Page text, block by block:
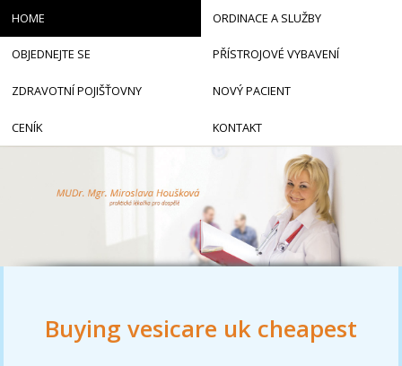
Buying vesicare uk cheapest
HOME ORDINACE A SLUŽBY
OBJEDNEJTE SE PŘÍSTROJOVÉ VYBAVENÍ
ZDRAVOTNÍ POJIŠŤOVNY NOVÝ PACIENT
CENÍK KONTAKT